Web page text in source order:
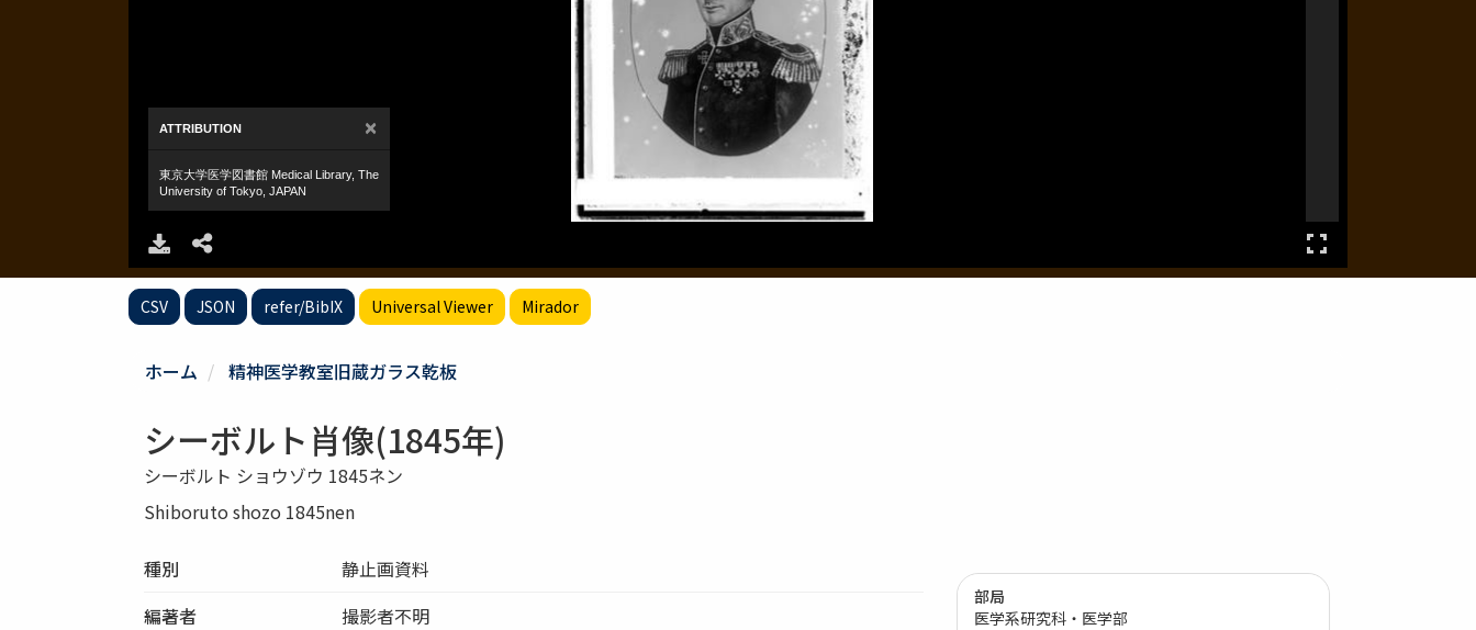
CSV JSON refer/BibIX Universal Viewer Mirador
ホーム 精神医学教室旧蔵ガラス乾板
シーボルト肖像(1845年)
シーボルト ショウゾウ 1845ネン
Shiboruto shozo 1845nen
種別
静止画資料
編著者
撮影者不明
部局
医学系研究科・医学部